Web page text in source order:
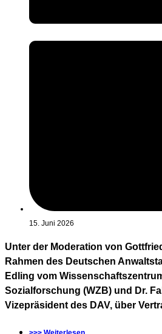
15. Juni 2026
Unter der Moderation von
Rahmen des Deutschen
Edling vom
Sozialforschung (WZB) und Dr.
Vizepräsident des DAV, über